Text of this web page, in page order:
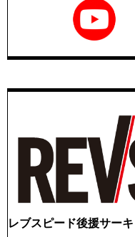
レブスピード後援サー